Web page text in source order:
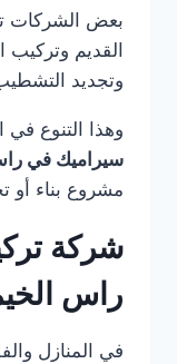
بعض الشركات
القديم وتركيب
وتجديد
وهذا التنوع
سيراميك في
مشروع بناء أو
شركة
راس
في المنازل